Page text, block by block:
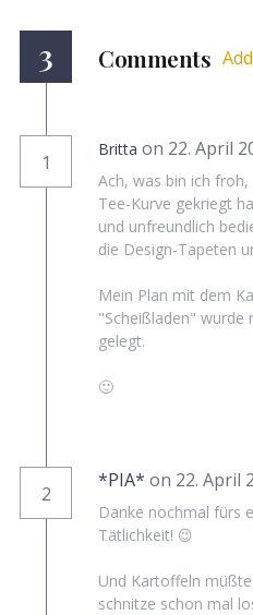
3 Comments
1
Britta on 22. April
Ach, was bin ich
Tee-Kurve gekriegt
und unfreundlich
die Design-Tapeten
Mein Plan mit dem
"Scheißladen" wurde
gelegt.
🙂
2
*PIA* on 22. April
Danke nochmal fürs
Tätlichkeit! 😉
Und Kartoffeln
schnitze schon mal